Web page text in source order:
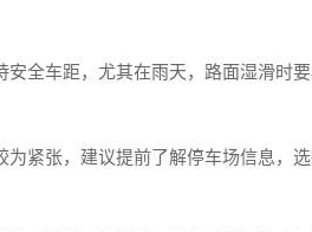
全车距，尤其在雨天，路面湿滑时要
紧张，建议提前了解停车场信息，选